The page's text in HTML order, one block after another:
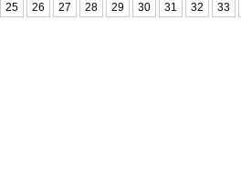
25
26 27 28 29 30 31 32 33